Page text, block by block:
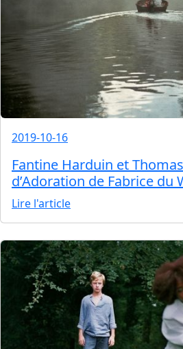
2019-10-16
Fantine Harduin et
d’Adoration de Fabrice du
Lire l'article